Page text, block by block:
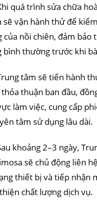
quá trình sửa chữa
vận hành thử để
của nồi chiên, đảm bảo
bình thường trước khi
tâm sẽ tiến hành
thuận ban đầu,
làm việc, cung cấp
tâm sử dụng lâu dài.
khoảng 2–3 ngày,
sẽ chủ động liên
thiết bị và tiếp nhận
chất lượng dịch vụ.